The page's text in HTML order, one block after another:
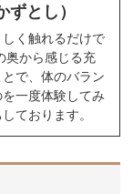
とし）
く触れるだけで
奥から感じる充
で、体のバラン
一度体験してみ
ております。